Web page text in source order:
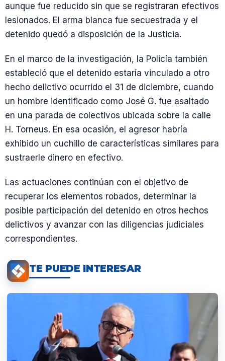
aunque fue reducido sin que se registraran efectivos
lesionados. El arma blanca fue secuestrada y el
detenido quedó a disposición de la Justicia.
En el marco de la investigación, la Policía también
estableció que el detenido estaría vinculado a otro
hecho delictivo ocurrido el 31 de diciembre, cuando
un hombre identificado como José G. fue asaltado
en una parada de colectivos ubicada sobre la calle
H. Torneus. En esa ocasión, el agresor habría
exhibido un cuchillo de características similares para
sustraerle dinero en efectivo.
Las actuaciones continúan con el objetivo de
recuperar los elementos robados, determinar la
posible participación del detenido en otros hechos
delictivos y avanzar con las diligencias judiciales
correspondientes.
TE PUEDE INTERESAR